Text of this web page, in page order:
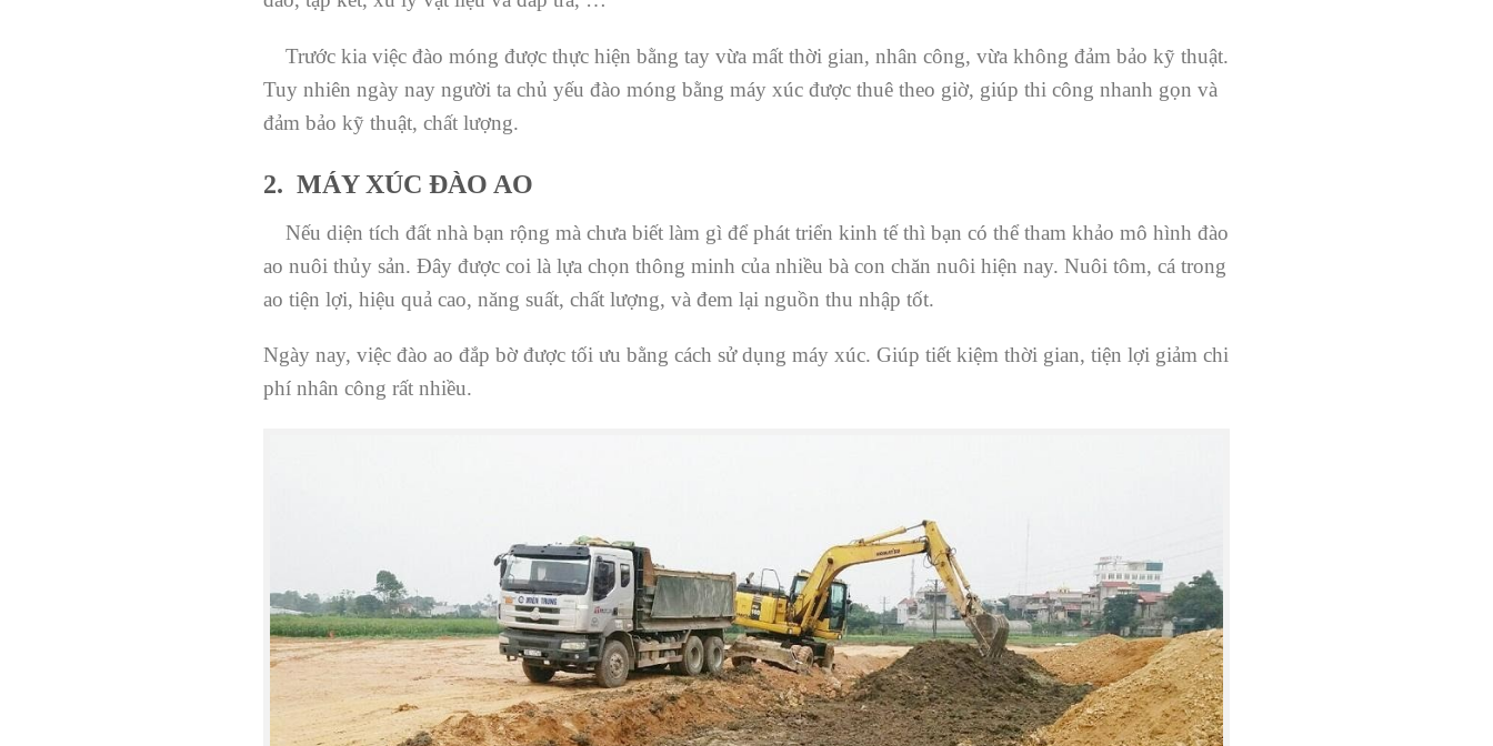
Trước kia việc đào móng được thực hiện bằng tay vừa mất thời gian, nhân công, vừa không đảm bảo kỹ thuật.
Tuy nhiên ngày nay người ta chủ yếu đào móng bằng máy xúc được thuê theo giờ, giúp thi công nhanh gọn và
đảm bảo kỹ thuật, chất lượng.
2. MÁY XÚC ĐÀO AO
Nếu diện tích đất nhà bạn rộng mà chưa biết làm gì để phát triển kinh tế thì bạn có thể tham khảo mô hình đào
ao nuôi thủy sản. Đây được coi là lựa chọn thông minh của nhiều bà con chăn nuôi hiện nay. Nuôi tôm, cá trong
ao tiện lợi, hiệu quả cao, năng suất, chất lượng, và đem lại nguồn thu nhập tốt.
Ngày nay, việc đào ao đắp bờ được tối ưu bằng cách sử dụng máy xúc. Giúp tiết kiệm thời gian, tiện lợi giảm chi
phí nhân công rất nhiều.